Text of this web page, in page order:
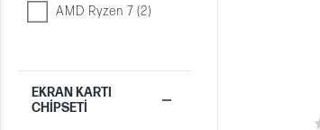
AMD Ryzen 7 (2)
EKRAN KARTI
CHIPSETI